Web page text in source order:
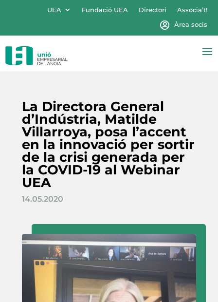
UEA Fundació UEA Directori
Associa’t!
Àrea socis
La Directora General
d’Indústria, Matilde
Villarroya, posa l’accent
en la innovació per sortir
de la crisi generada per
la COVID-19 al Webinar
UEA
14.05.2020